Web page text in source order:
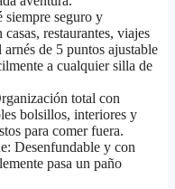
siempre seguro y
restaurantes, viajes
de 5 puntos ajustable
a cualquier silla de
total con
bolsillos, interiores y
para comer fuera.
Desenfundable y con
pasa un paño